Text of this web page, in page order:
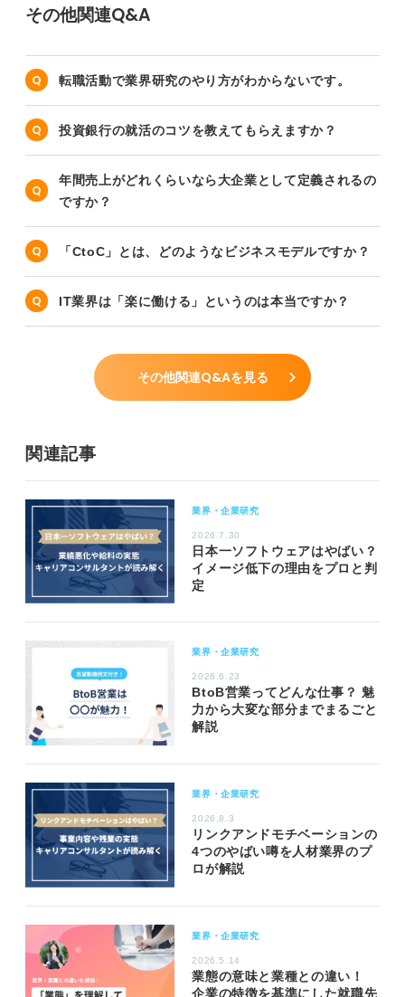
その他関連Q&A
転職活動で業界研究のやり方がわからないです。
投資銀行の就活のコツを教えてもらえますか？
年間売上がどれくらいなら大企業として定義されるの
ですか？
「CtoC」とは、どのようなビジネスモデルですか？
IT業界は「楽に働ける」というのは本当ですか？
その他関連Q&Aを見る
関連記事
業界・企業研究
2026.7.30
日本一ソフトウェアはやばい？
イメージ低下の理由をプロと判
定
業界・企業研究
2026.6.23
BtoB営業ってどんな仕事？ 魅
力から大変な部分までまるごと
解説
業界・企業研究
2026.8.3
リンクアンドモチベーションの
4つのやばい噂を人材業界のプ
ロが解説
業界・企業研究
2026.5.14
業態の意味と業種との違い！
企業の特徴を基準にした就職先